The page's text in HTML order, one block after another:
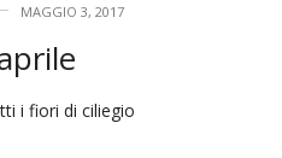
MAGGIO 3, 2017
i fiori di ciliegio